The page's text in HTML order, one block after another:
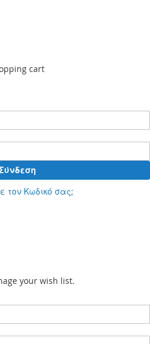
cart
τον Κωδικό σας;
your wish list.